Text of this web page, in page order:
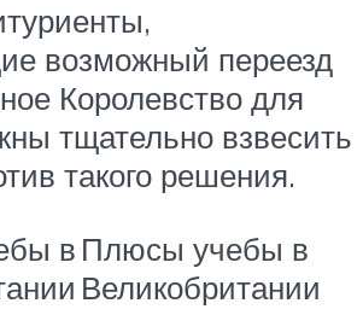
возможный переезд
Королевство для
тщательно взвесить
такого решения.
в Плюсы учебы в
Великобритании